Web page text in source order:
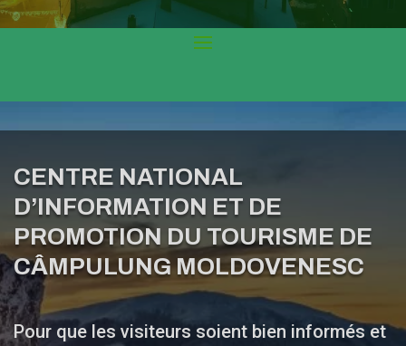
CENTRE NATIONAL
D’INFORMATION ET DE
PROMOTION DU TOURISME DE
CÂMPULUNG MOLDOVENESC
Pour que les visiteurs soient bien informés et